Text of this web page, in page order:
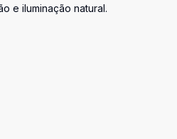
e iluminação natural.